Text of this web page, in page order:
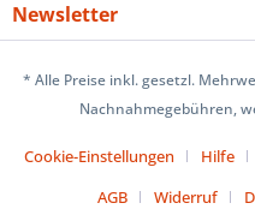
Newsletter
* Alle Preise inkl. gesetzl.
Nachnahmegebühren,
Cookie-Einstellungen Hilfe
AGB
Widerruf